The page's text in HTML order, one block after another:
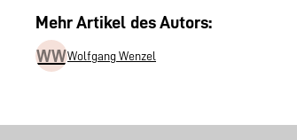
Mehr Artikel des Autors:
WWWolfgang Wenzel